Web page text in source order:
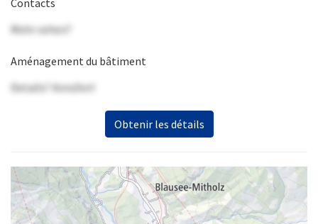
Contacts
Mehr sehen?
Aménagement du bâtiment
Details? Anrufen!
Obtenir les détails